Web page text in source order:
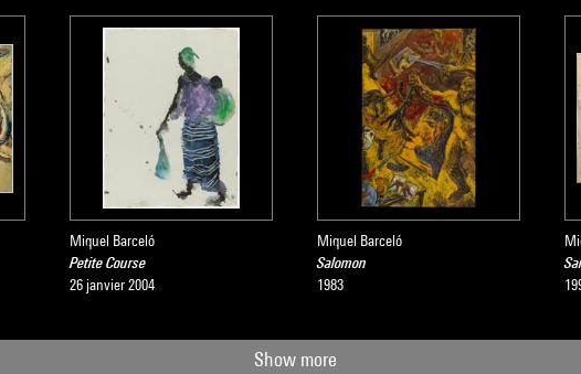
Miquel Barceló
Petite Course
26 janvier 2004
Miquel Barceló
Salomon
1983
Show more